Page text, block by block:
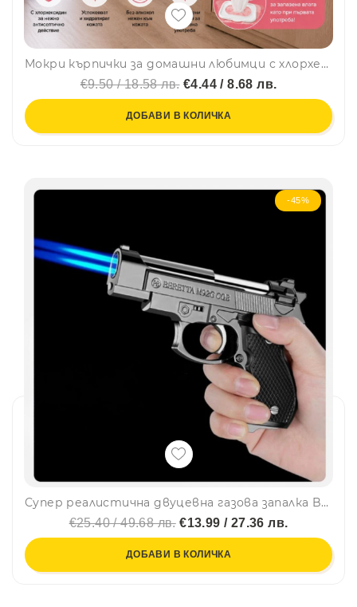
Мокри кърпички за домашни любимци с хлорхексидин – 50 броя, чисти лапи по всяко време
€9.50 / 18.58 лв.€4.44 / 8.68 лв.
ДОБАВИ В КОЛИЧКА
-45%
Супер реалистична двуцевна газова запалка BERETTA M92G CQB, ветроупорна, пиезо запалване
€25.40 / 49.68 лв.€13.99 / 27.36 лв.
ДОБАВИ В КОЛИЧКА